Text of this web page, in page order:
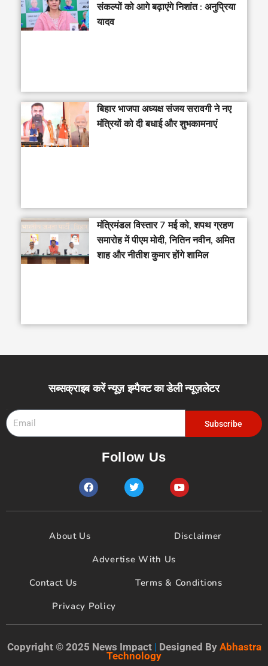
संकल्पों को आगे बढ़ाएंगे निशांत : अनुप्रिया
यादव
बिहार भाजपा अध्यक्ष संजय सरावगी ने नए
मंत्रियों को दी बधाई और शुभकामनाएं
मंत्रिमंडल विस्तार 7 मई को, शपथ ग्रहण
समारोह में पीएम मोदी, नितिन नवीन, अमित
शाह और नीतीश कुमार होंगे शामिल
सब्सक्राइब करें न्यूज़ इम्पैक्ट का डेली न्यूज़लेटर
Subscribe
Follow Us
F
a
c
e
o
T
w
i
t
Y
o
u
t
b
e
About Us
Disclaimer
Advertise With Us
Contact Us
Terms & Conditions
Privacy Policy
Copyright © 2025 News Impact | Designed By Abhastra
Technology